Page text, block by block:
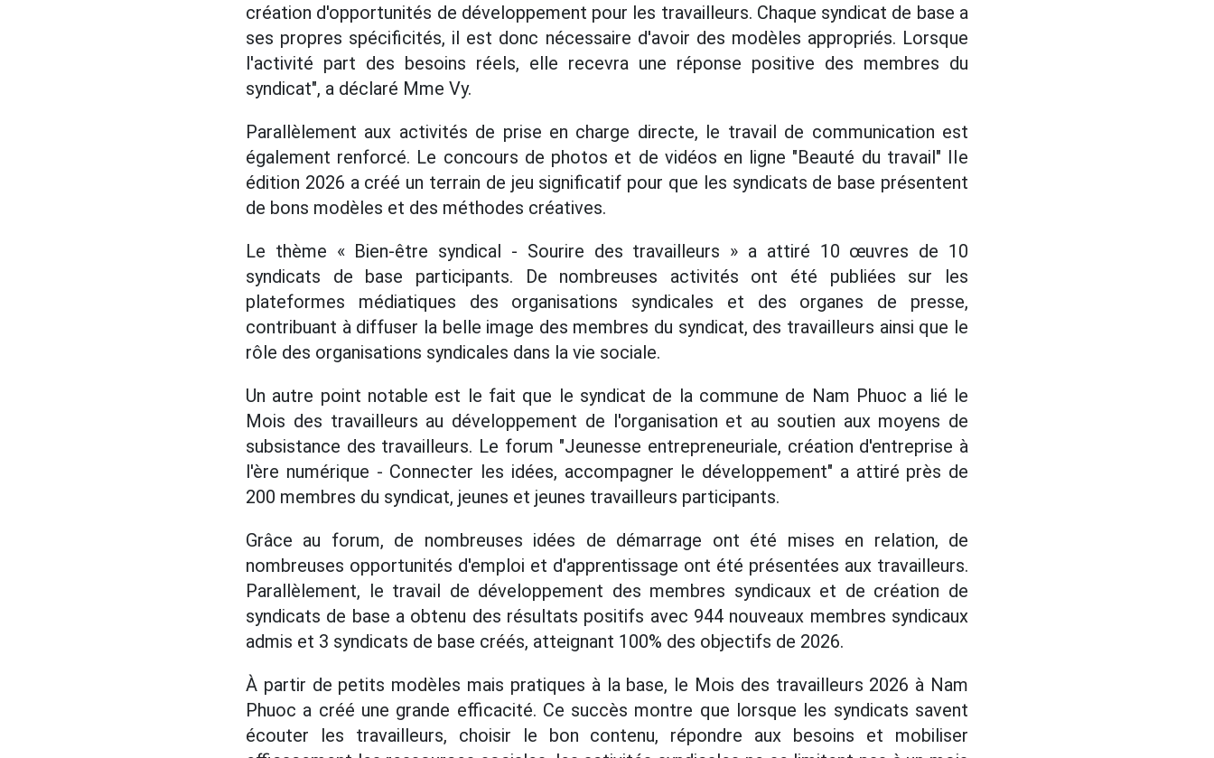
création d'opportunités de développement pour les travailleurs. Chaque syndicat de base a
ses propres spécificités, il est donc nécessaire d'avoir des modèles appropriés. Lorsque
l'activité part des besoins réels, elle recevra une réponse positive des membres du
syndicat", a déclaré Mme Vy.
Parallèlement aux activités de prise en charge directe, le travail de communication est
également renforcé. Le concours de photos et de vidéos en ligne "Beauté du travail" IIe
édition 2026 a créé un terrain de jeu significatif pour que les syndicats de base présentent
de bons modèles et des méthodes créatives.
Le thème « Bien-être syndical - Sourire des travailleurs » a attiré 10 œuvres de 10
syndicats de base participants. De nombreuses activités ont été publiées sur les
plateformes médiatiques des organisations syndicales et des organes de presse,
contribuant à diffuser la belle image des membres du syndicat, des travailleurs ainsi que le
rôle des organisations syndicales dans la vie sociale.
Un autre point notable est le fait que le syndicat de la commune de Nam Phuoc a lié le
Mois des travailleurs au développement de l'organisation et au soutien aux moyens de
subsistance des travailleurs. Le forum "Jeunesse entrepreneuriale, création d'entreprise à
l'ère numérique - Connecter les idées, accompagner le développement" a attiré près de
200 membres du syndicat, jeunes et jeunes travailleurs participants.
Grâce au forum, de nombreuses idées de démarrage ont été mises en relation, de
nombreuses opportunités d'emploi et d'apprentissage ont été présentées aux travailleurs.
Parallèlement, le travail de développement des membres syndicaux et de création de
syndicats de base a obtenu des résultats positifs avec 944 nouveaux membres syndicaux
admis et 3 syndicats de base créés, atteignant 100% des objectifs de 2026.
À partir de petits modèles mais pratiques à la base, le Mois des travailleurs 2026 à Nam
Phuoc a créé une grande efficacité. Ce succès montre que lorsque les syndicats savent
écouter les travailleurs, choisir le bon contenu, répondre aux besoins et mobiliser